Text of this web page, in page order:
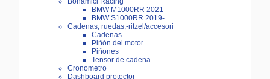
BMW M1000RR 2021-
BMW S1000RR 2019-
Cadenas, ruedas,-ritzel/accesori
Cadenas
Piñón del motor
Piñones
Tensor de cadena
Cronometro
Dashboard protector